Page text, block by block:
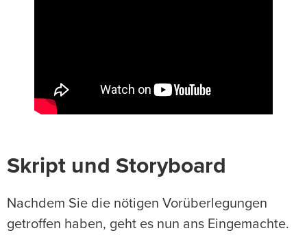
Skript und Storyboard
Nachdem Sie die nötigen Vorüberlegungen
getroffen haben, geht es nun ans Eingemachte.